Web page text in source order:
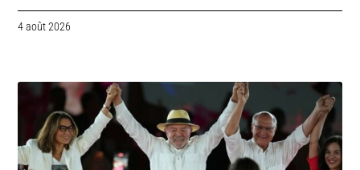
4 août 2026